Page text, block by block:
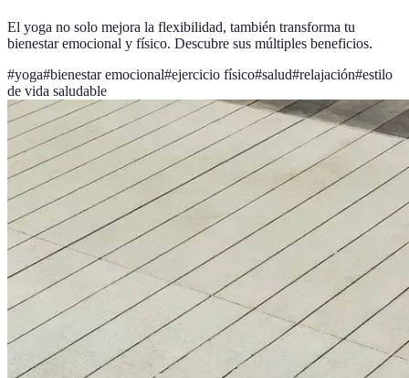
El yoga no solo mejora la flexibilidad, también transforma tu
bienestar emocional y físico. Descubre sus múltiples beneficios.
#yoga#bienestar emocional#ejercicio físico#salud#relajación#estilo
de vida saludable